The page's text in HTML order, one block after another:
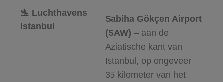
🛬 Luchthavens
Istanbul
Sabiha Gökçen Airport
(SAW) – aan de
Aziatische kant van
Istanbul, op ongeveer
35 kilometer van het